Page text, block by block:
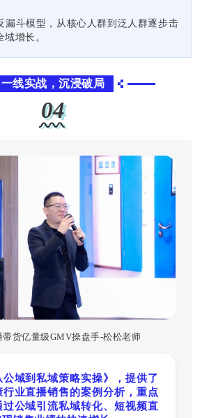
漏斗模型，从核心人群到泛人群逐步击
域增长。
一线实战，沉浸破局
04
带货亿量级GMV操盘手-松松老师
公域到私域策略实操》，提供了
行业直播销售的案例分析，重点
过公域引流私域转化、短视频直